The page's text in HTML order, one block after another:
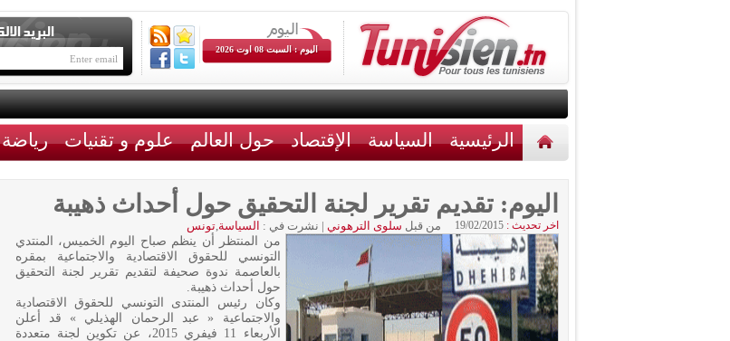
اليوم : السبت 08 اوت 2026
الرئيسية السياسة الإقتصاد حول العالم علوم و تقنيات رياضة
اليوم: تقديم تقرير لجنة التحقيق حول أحداث ذهيبة
اخر تحديث : 19/02/2015 من قبل سلوى الترهوني | نشرت في : السياسة,تونس
من المنتظر أن ينظم صباح اليوم الخميس، المنتدي
التونسي للحقوق الاقتصادية والاجتماعية بمقره
بالعاصمة ندوة صحيفة لتقديم تقرير لجنة التحقيق
حول أحداث ذهيبة.
وكان رئيس المنتدى التونسي للحقوق الاقتصادية
والاجتماعية « عبد الرحمان الهذيلي » قد أعلن
الأربعاء 11 فيفري 2015، عن تكوين لجنة متعددة